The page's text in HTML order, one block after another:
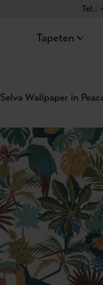
Tel.:
Tapeten
Selva Wallpaper in